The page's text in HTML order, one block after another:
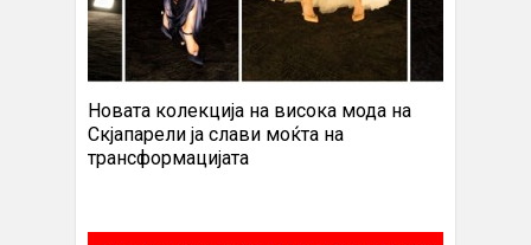
Новата колекција на висока мода на
Скјапарели ја слави моќта на
трансформацијата